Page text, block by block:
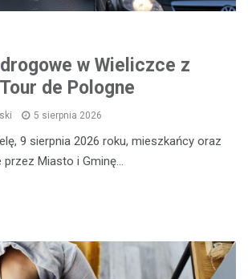
w Wieliczce z
de Pologne
5 sierpnia 2026
9 sierpnia 2026 roku, mieszkańcy oraz
Miasto i Gminę…